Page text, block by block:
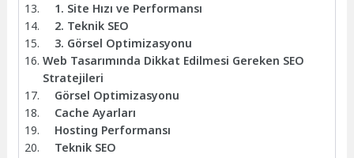
1. Site Hızı ve Performansı
2. Teknik SEO
3. Görsel Optimizasyonu
Web Tasarımında Dikkat Edilmesi Gereken SEO
Stratejileri
Görsel Optimizasyonu
Cache Ayarları
Hosting Performansı
Teknik SEO